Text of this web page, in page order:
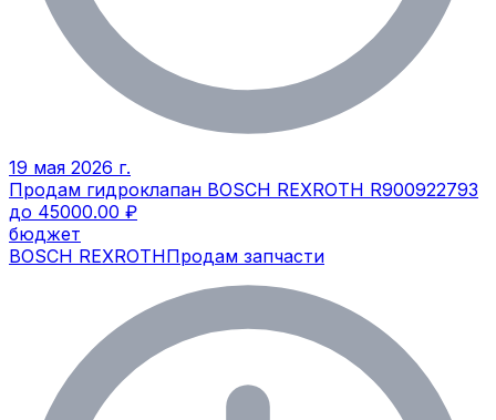
19 мая 2026 г.
Продам гидроклапан BOSCH REXROTH R900922793
до 45000.00 ₽
бюджет
BOSCH REXROTHПродам запчасти